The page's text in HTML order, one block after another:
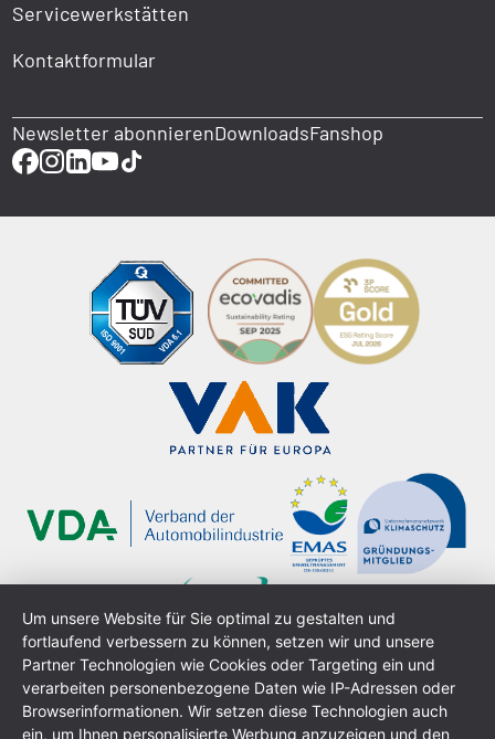
Servicewerkstätten
Kontaktformular
Newsletter abonnierenDownloadsFanshop
Um unsere Website für Sie optimal zu gestalten und
fortlaufend verbessern zu können, setzen wir und unsere
Partner Technologien wie Cookies oder Targeting ein und
verarbeiten personenbezogene Daten wie IP-Adressen oder
Browserinformationen. Wir setzen diese Technologien auch
ein, um Ihnen personalisierte Werbung anzuzeigen und den